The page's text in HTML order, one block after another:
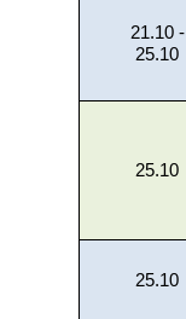
21.10 -
25.10
25.10
25.10